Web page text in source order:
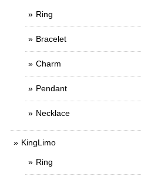
Ring
Bracelet
Charm
Pendant
Necklace
KingLimo
Ring